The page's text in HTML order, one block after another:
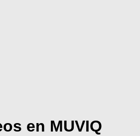
en MUVIQ